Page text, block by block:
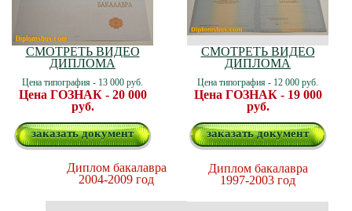
СМОТРЕТЬ ВИДЕО
ДИПЛОМА
Цена типография - 13 000 руб.
Цена ГОЗНАК - 20 000
руб.
заказать документ
СМОТРЕТЬ ВИДЕО
ДИПЛОМА
Цена типография - 12 000 руб.
Цена ГОЗНАК - 19 000
руб.
заказать документ
Диплом бакалавра
2004-2009 год
Диплом бакалавра
1997-2003 год